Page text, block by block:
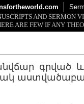
AND SERMON
ARE FEW IF ANY
գրված